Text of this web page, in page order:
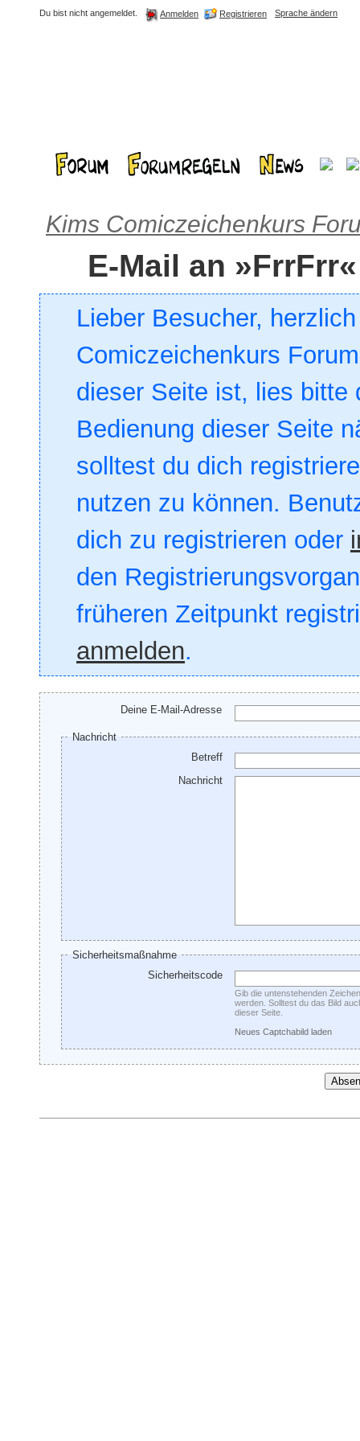
Du bist nicht angemeldet. Anmelden Registrieren Sprache ändern
Kims Comiczeichenkurs
E-Mail an
Lieber Besucher,
Comiczeichenkurs
dieser Seite ist, lies bitte
Bedienung dieser Seite
solltest du dich
nutzen zu können.
dich zu registrieren oder
den
früheren Zeitpunkt
anmelden.
Deine E-Mail-Adresse
Nachricht
Betreff
Nachricht
Sicherheitsmaßnahme
Sicherheitscode
Gib die untenstehenden
werden. Solltest du das Bild
dieser Seite.
Neues Captchabild laden